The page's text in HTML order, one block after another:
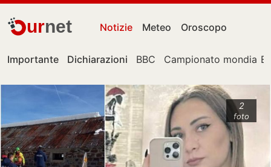
urnet Notizie Meteo Oroscopo
Importante Dichiarazioni BBC Campionato mondiale
2
foto